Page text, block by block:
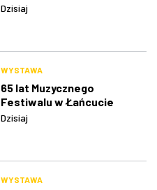
Dzisiaj
WYSTAWA
65 lat Muzycznego
Festiwalu w Łańcucie
Dzisiaj
WYSTAWA